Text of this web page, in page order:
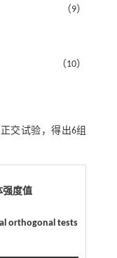
（9）
（10）
交试验，得出6组
强度值
orthogonal tests